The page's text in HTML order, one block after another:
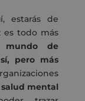
estarás de
es todo más
mundo de
pero más
salud mental